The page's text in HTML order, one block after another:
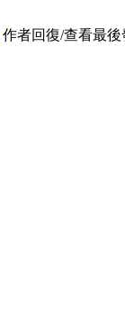
作者回復/查看最後